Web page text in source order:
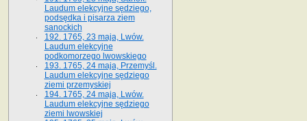
Laudum elekcyjne sędziego,
podsędka i pisarza ziem
sanockich
192. 1765, 23 maja, Lwów.
Laudum elekcyjne
podkomorzego lwowskiego
193. 1765, 24 maja, Przemyśl.
Laudum elekcyjne sędziego
ziemi przemyskiej
194. 1765, 24 maja, Lwów.
Laudum elekcyjne sędziego
ziemi lwowskiej